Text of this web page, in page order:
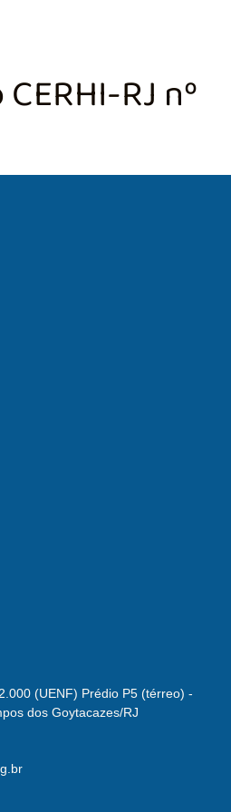
RJ nº
(UENF) Prédio P5 (térreo) -
dos Goytacazes/RJ